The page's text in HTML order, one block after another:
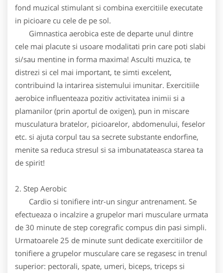
fond muzical stimulant si combina exercitiile executate
in picioare cu cele de pe sol.
Gimnastica aerobica este de departe unul dintre
cele mai placute si usoare modalitati prin care poti slabi
si/sau mentine in forma maxima! Asculti muzica, te
distrezi si cel mai important, te simti excelent,
contribuind la intarirea sistemului imunitar. Exercitiile
aerobice influenteaza pozitiv activitatea inimii si a
plamanilor (prin aportul de oxigen), pun in miscare
musculatura bratelor, picioarelor, abdomenului, feselor
etc. si ajuta corpul tau sa secrete substante endorfine,
menite sa reduca stresul si sa imbunatateasca starea ta
de spirit!
2. Step Aerobic
Cardio si tonifiere intr-un singur antrenament. Se
efectueaza o incalzire a grupelor mari musculare urmata
de 30 minute de step coregrafic compus din pasi simpli.
Urmatoarele 25 de minute sunt dedicate exercitiilor de
tonifiere a grupelor musculare care se regasesc in trenul
superior: pectorali, spate, umeri, biceps, triceps si